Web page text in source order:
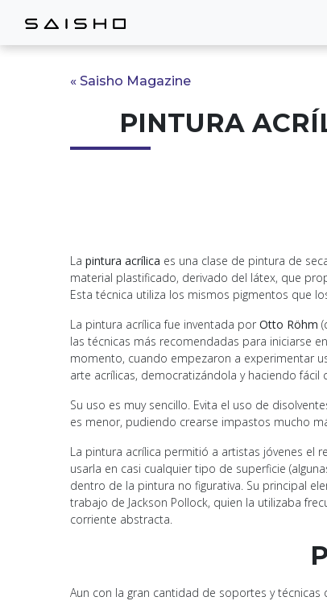
« Saisho Magazine
PINTURA
La pintura acrílica es una clase de pintura de
material plastificado, derivado del látex, que
Esta técnica utiliza los mismos pigmentos que
La pintura acrílica fue inventada por Otto Röhm
las técnicas más recomendadas para iniciarse
momento, cuando empezaron a experimentar
arte acrílicas, democratizándola y haciendo fácil
Su uso es muy sencillo. Evita el uso de
es menor, pudiendo crearse impastos mucho
La pintura acrílica permitió a artistas jóvenes el
usarla en casi cualquier tipo de superficie
dentro de la pintura no figurativa. Su principal
trabajo de Jackson Pollock, quien la utilizaba
corriente abstracta.
Aun con la gran cantidad de soportes y